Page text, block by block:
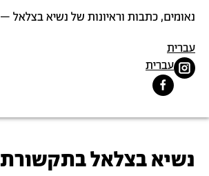
נאומים, כתבות וראיונות של נשיא בצלאל –
עברית
תמונהעברית
תמונה
נשיא בצלאל בתקשורת